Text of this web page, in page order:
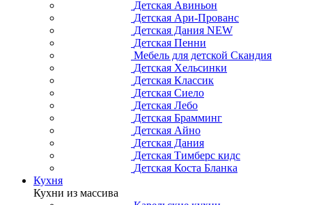
Детская Авиньон
Детская Ари-Прованс
Детская Дания NEW
Детская Пенни
Мебель для детской Скандия
Детская Хельсинки
Детская Классик
Детская Сиело
Детская Лебо
Детская Брамминг
Детская Айно
Детская Дания
Детская Тимберс кидс
Детская Коста Бланка
Кухня
Кухни из массива